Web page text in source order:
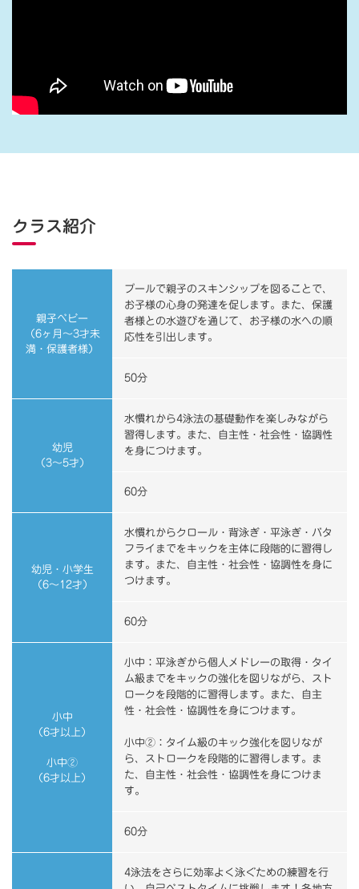
クラス紹介
親子ベビー
（6ヶ月～3才未
満・保護者様）
プールで親子のスキンシップを図ることで、
お子様の心身の発達を促します。また、保護
者様との水遊びを通じて、お子様の水への順
応性を引出します。
50分
幼児
（3～5才）
水慣れから4泳法の基礎動作を楽しみながら
習得します。また、自主性・社会性・協調性
を身につけます。
60分
幼児・小学生
（6～12才）
水慣れからクロール・背泳ぎ・平泳ぎ・バタ
フライまでをキックを主体に段階的に習得し
ます。また、自主性・社会性・協調性を身に
つけます。
60分
小中
（6才以上）
小中②
（6才以上）
小中：平泳ぎから個人メドレーの取得・タイ
ム級までをキックの強化を図りながら、スト
ロークを段階的に習得します。また、自主
性・社会性・協調性を身につけます。
小中②：タイム級のキック強化を図りなが
ら、ストロークを段階的に習得します。ま
た、自主性・社会性・協調性を身につけま
す。
60分
4泳法をさらに効率よく泳ぐための練習を行